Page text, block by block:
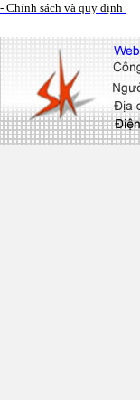
- Chính sách và quy định